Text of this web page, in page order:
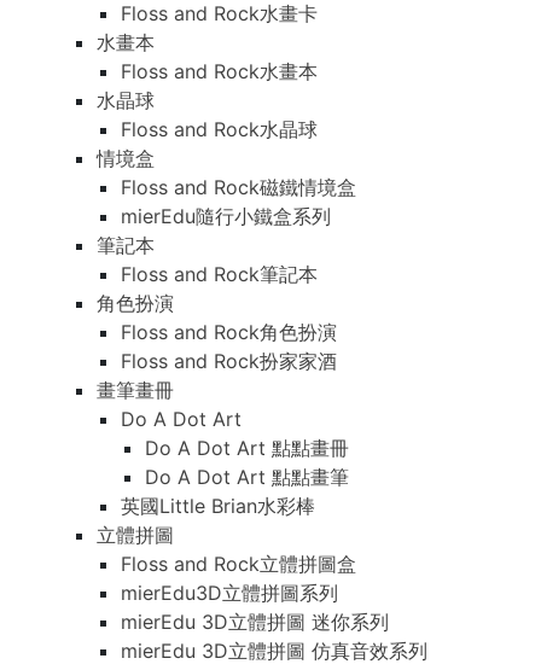
Floss and Rock水畫卡
水畫本
Floss and Rock水畫本
水晶球
Floss and Rock水晶球
情境盒
Floss and Rock磁鐵情境盒
mierEdu隨行小鐵盒系列
筆記本
Floss and Rock筆記本
角色扮演
Floss and Rock角色扮演
Floss and Rock扮家家酒
畫筆畫冊
Do A Dot Art
Do A Dot Art 點點畫冊
Do A Dot Art 點點畫筆
英國Little Brian水彩棒
立體拼圖
Floss and Rock立體拼圖盒
mierEdu3D立體拼圖系列
mierEdu 3D立體拼圖 迷你系列
mierEdu 3D立體拼圖 仿真音效系列